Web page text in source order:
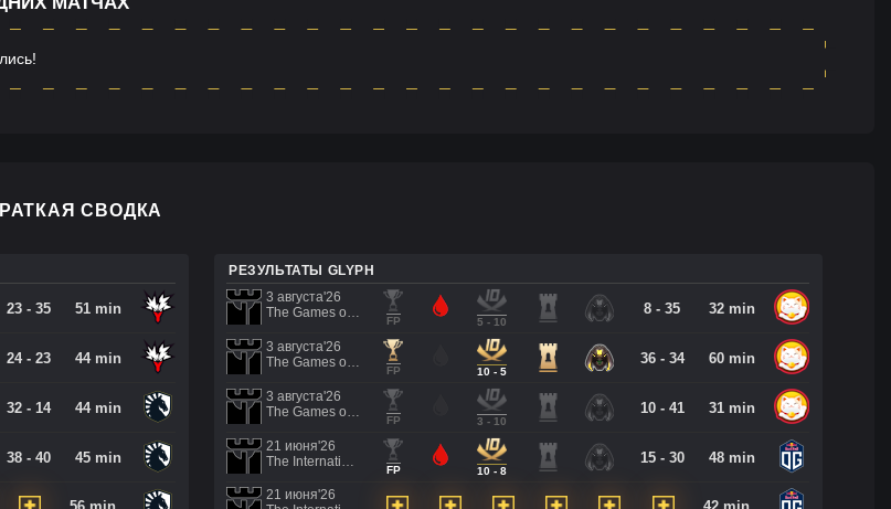
СВОДКА
23 - 35 51 min
24 - 23 44 min
32 - 14 44 min
38 - 40 45 min
РЕЗУЛЬТАТЫ GLYPH
3 августа'26
FP 5 - 10
8 - 35 32 min
3 августа'26
FP 10 - 5
36 - 34 60 min
3 августа'26
FP 3 - 10
10 - 41 31 min
21 июня'26
FP 10 - 8
15 - 30 48 min
21 июня'26